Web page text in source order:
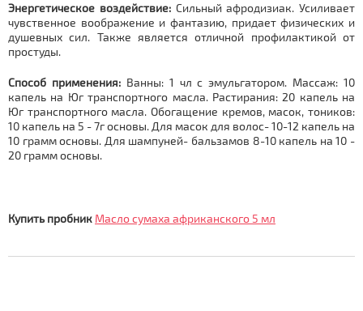
Энергетическое воздействие: Сильный афродизиак. Усиливает
чувственное воображение и фантазию, придает физических и
душевных сил. Также является отличной профилактикой от
простуды.
Способ применения: Ванны: 1 чл с эмульгатором. Массаж: 10
капель на Юг транспортного масла. Растирания: 20 капель на
Юг транспортного масла. Обогащение кремов, масок, тоников:
10 капель на 5 - 7г основы. Для масок для волос- 10-12 капель на
10 грамм основы. Для шампуней- бальзамов 8-10 капель на 10 -
20 грамм основы.
Купить пробник Масло сумаха африканского 5 мл